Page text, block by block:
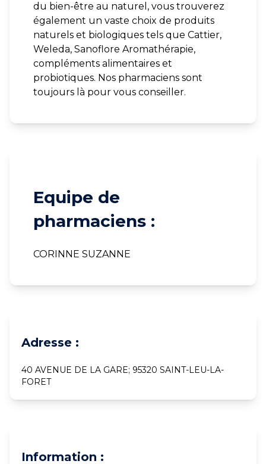
du bien-être au naturel, vous trouverez
également un vaste choix de produits
naturels et biologiques tels que Cattier,
Weleda, Sanoflore Aromathérapie,
compléments alimentaires et
probiotiques. Nos pharmaciens sont
toujours là pour vous conseiller.
Equipe de
pharmaciens :
CORINNE SUZANNE
Adresse :
40 AVENUE DE LA GARE; 95320 SAINT-LEU-LA-
FORET
Information :